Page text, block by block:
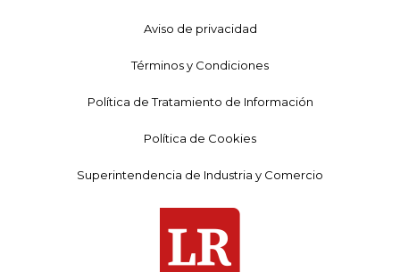
Aviso de privacidad
Términos y Condiciones
Política de Tratamiento de Información
Política de Cookies
Superintendencia de Industria y Comercio